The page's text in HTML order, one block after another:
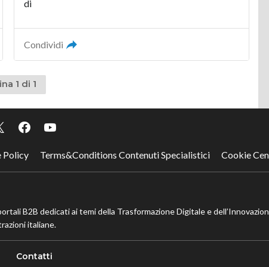
di
Condividi
1 di 1
Policy Terms&Conditions Contenuti Specialistici Cookie
B2B dedicati ai temi della Trasformazione Digitale e
italiane.
Contatti